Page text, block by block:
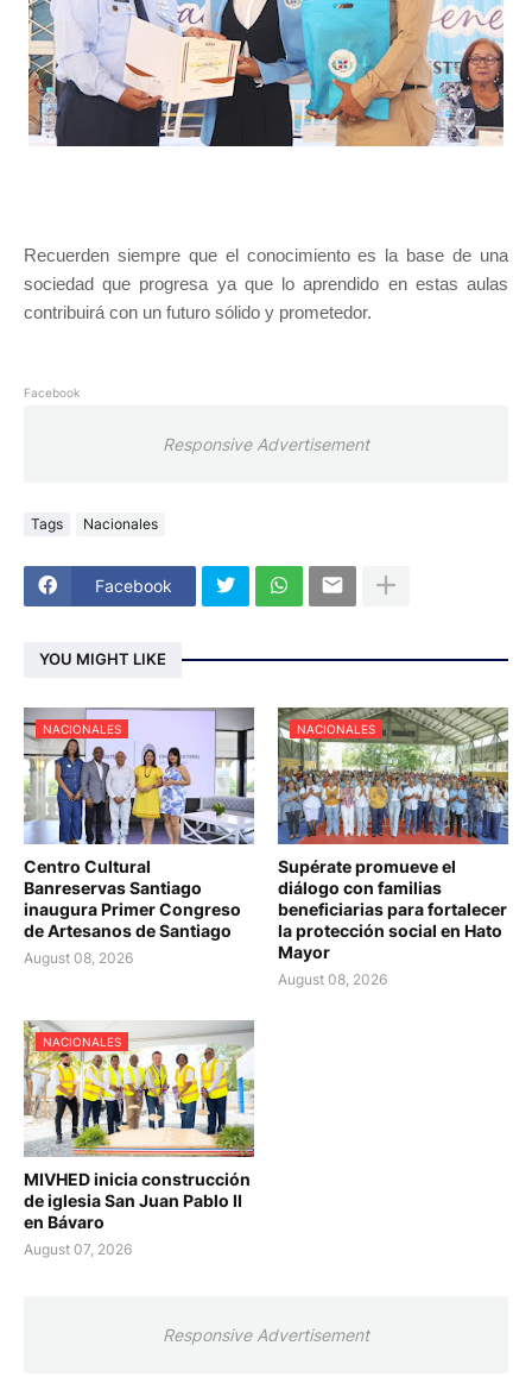
Recuerden siempre que el conocimiento es la base de una
sociedad que progresa ya que lo aprendido en estas aulas
contribuirá con un futuro sólido y prometedor.
Facebook
Responsive Advertisement
Tags Nacionales
Facebook
YOU MIGHT LIKE
NACIONALES
Centro Cultural
Banreservas Santiago
inaugura Primer Congreso
de Artesanos de Santiago
August 08, 2026
NACIONALES
Supérate promueve el
diálogo con familias
beneficiarias para fortalecer
la protección social en Hato
Mayor
August 08, 2026
NACIONALES
MIVHED inicia construcción
de iglesia San Juan Pablo II
en Bávaro
August 07, 2026
Responsive Advertisement